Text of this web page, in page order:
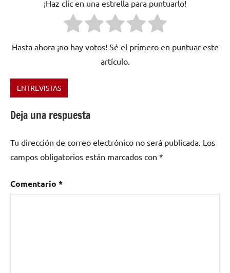
¡Haz clic en una estrella para puntuarlo!
Hasta ahora ¡no hay votos! Sé el primero en puntuar este
artículo.
Etiquetado
México,
ENTREVISTAS
Deja una respuesta
Tu dirección de correo electrónico no será publicada. Los
campos obligatorios están marcados con *
Comentario *